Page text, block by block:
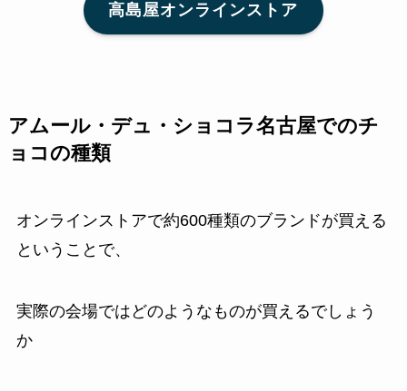
高島屋オンラインストア
アムール・デュ・ショコラ名古屋でのチ
ョコの種類
オンラインストアで約600種類のブランドが買える
ということで、
実際の会場ではどのようなものが買えるでしょう
か